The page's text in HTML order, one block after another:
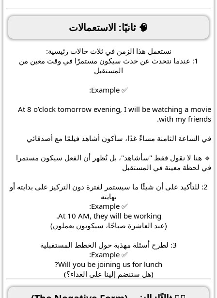
🧠 ثانيًا: الاستعمالات
نستعمل هذا الزمن في ثلاث حالات رئيسية:
1: عندما نتحدث عن حدث سيكون مستمرًا في وقت معين من
المستقبل
✅ Example:
At 8 o’clock tomorrow evening, I will be watching a movie
with my friends.
في الساعة الثامنة مساءً غدًا، سأكون أشاهد فيلمًا مع أصدقائي
🔹 هنا لا نقول فقط "سأشاهد"، بل نُظهر أن الفعل سيكون مستمرا
في لحظة معينة في المستقبل
2: للتأكيد على أن شيئًا ما سيستمر لفترة دون التركيز على بدايته أو
نهايته
✅ Example:
At 10 AM, they will be working.
(عند العاشرة صباحًا، سيكونون يعملون)
3: لطرح أسئلة مهذبة حول الخطط المستقبلية
✅ Example:
Will you be joining us for lunch?
(هل ستنضم إلينا على الغداء؟)